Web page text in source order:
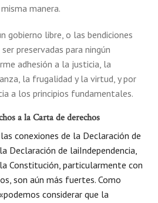
manera.
gobierno libre, o las bendiciones
preservadas para ningún
adhesión a la justicia, la
la frugalidad y la virtud, y por
a los principios fundamentales.
a la Carta de derechos
conexiones de la Declaración de
Declaración de laiIndependencia,
Constitución, particularmente con
son aún más fuertes. Como
considerar que la